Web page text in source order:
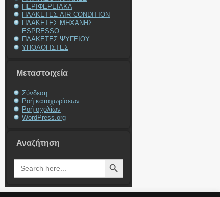
ΠΕΡΙΦΕΡΕΙΑΚΑ
ΠΛΑΚΕΤΕΣ AIR CONDITION
ΠΛΑΚΕΤΕΣ ΜΗΧΑΝΗΣ
ESPRESSO
ΠΛΑΚΕΤΕΣ ΨΥΓΕΙΟΥ
ΥΠΟΛΟΓΙΣΤΕΣ
Μεταστοιχεία
Σύνδεση
Ροή καταχωρίσεων
Ροή σχολίων
WordPress.org
Αναζήτηση
Search
for:
Search Button